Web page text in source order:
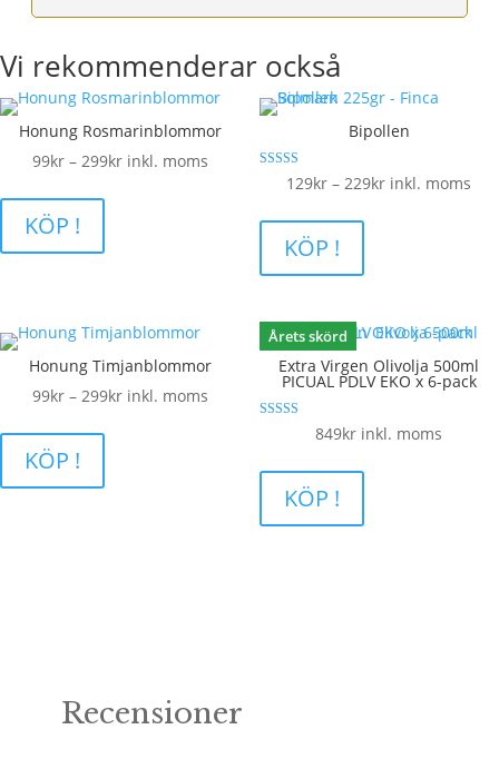
Vi rekommenderar också
Honung Rosmarinblommor
99kr – 299krPrisintervall:
inkl. moms
KÖP !
Bipollen
Betygsatt
129kr – 229krPrisintervall:
inkl. moms
KÖP !
Honung Timjanblommor
99kr – 299krPrisintervall:
inkl. moms
KÖP !
Årets skörd
Extra Virgen Olivolja 500ml
PICUAL PDLV EKO x 6-pack
849kr inkl. moms
KÖP !
Recensioner